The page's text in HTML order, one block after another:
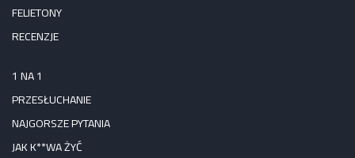
FELIETONY
RECENZJE
1 NA 1
PRZESŁUCHANIE
NAJGORSZE PYTANIA
JAK K**WA ŻYĆ